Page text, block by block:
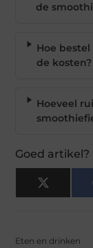
de
Hoe
de kosten?
Hoeveel
Goed
X
(Twitter)
Eten en drinken